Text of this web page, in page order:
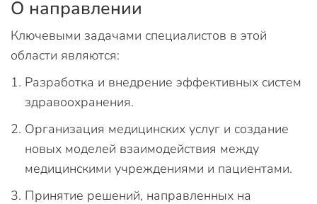
О направлении
Ключевыми задачами специалистов в этой
области являются:
Разработка и внедрение эффективных систем
здравоохранения.
Организация медицинских услуг и создание
новых моделей взаимодействия между
медицинскими учреждениями и пациентами.
Принятие решений, направленных на